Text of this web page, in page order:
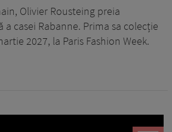
Olivier Rousteing preia
casei Rabanne. Prima sa colecție
2027, la Paris Fashion Week.